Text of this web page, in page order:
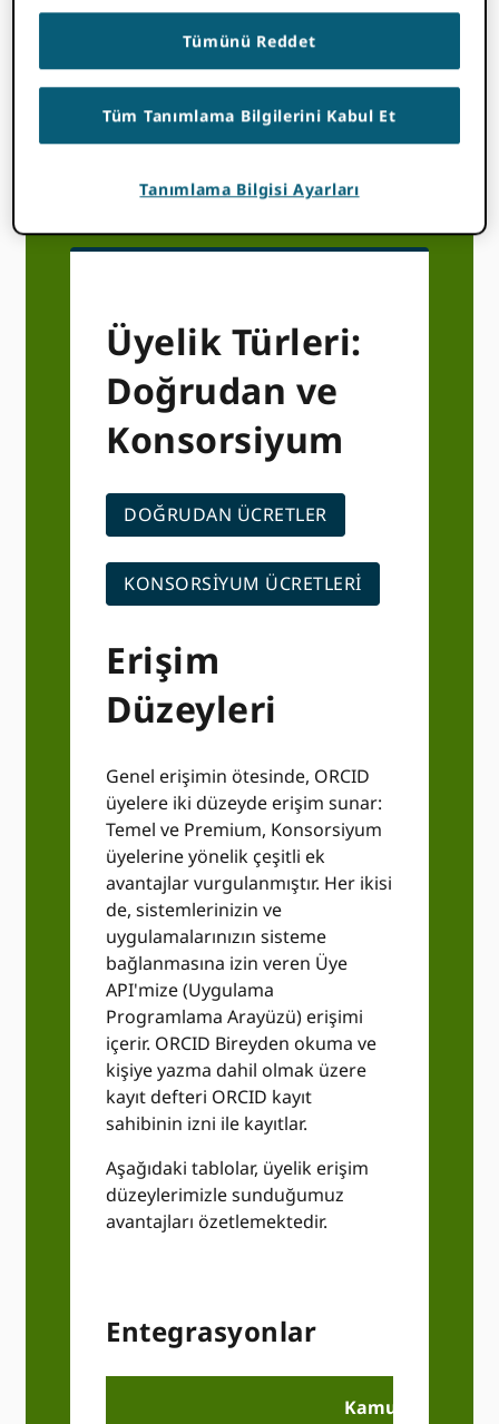
katılmayı (veya oluşturmayı)
düşünmenizi öneririz.
KONSORSIYUM
ÜCRETLERINE ATLA
Üyelik Türleri:
Doğrudan ve
Konsorsiyum
DOĞRUDAN ÜCRETLER
KONSORSIYUM ÜCRETLERI
Erişim
Düzeyleri
Genel erişimin ötesinde, ORCID
üyelere iki düzeyde erişim sunar:
Temel ve Premium, Konsorsiyum
üyelerine yönelik çeşitli ek
avantajlar vurgulanmıştır. Her ikisi
de, sistemlerinizin ve
uygulamalarınızın sisteme
bağlanmasına izin veren Üye
API'mize (Uygulama
Programlama Arayüzü) erişimi
içerir. ORCID Bireyden okuma ve
kişiye yazma dahil olmak üzere
kayıt defteri ORCID kayıt
sahibinin izni ile kayıtlar.
Aşağıdaki tablolar, üyelik erişim
düzeylerimizle sunduğumuz
avantajları özetlemektedir.
Entegrasyonlar
Kamu
Tümünü Reddet
Tüm Tanımlama Bilgilerini Kabul Et
Tanımlama Bilgisi Ayarları